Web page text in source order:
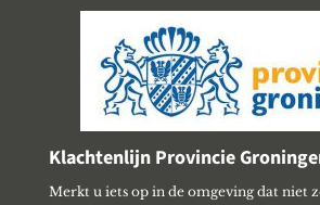
Klachtenlijn Provincie
Merkt u iets op in de omgeving dat niet